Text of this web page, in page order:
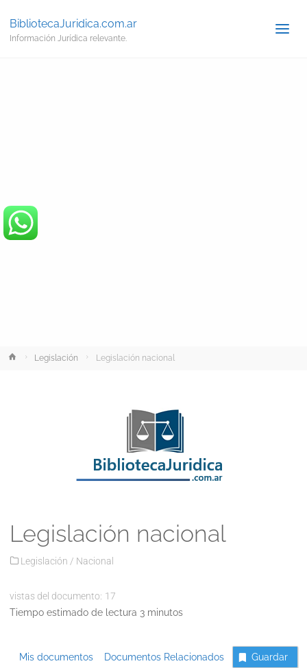
BibliotecaJuridica.com.ar
Información Jurídica relevante.
InicioLegislación Legislación nacional
Legislación nacional
Legislación / Nacional
vistas del documento: 17
Tiempo estimado de lectura 3 minutos
Mis documentos Documentos Relacionados Guardar